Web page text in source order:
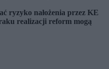
ryzyko nałożenia przez KE
realizacji reform mogą